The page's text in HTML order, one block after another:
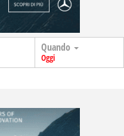
Quando
Oggi